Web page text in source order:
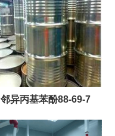
邻异丙基苯酚88-69-7